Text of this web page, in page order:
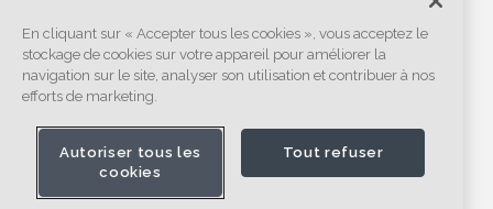
En cliquant sur « Accepter tous les cookies », vous acceptez le
stockage de cookies sur votre appareil pour améliorer la
navigation sur le site, analyser son utilisation et contribuer à nos
efforts de marketing.
Autoriser tous les
cookies
Tout refuser